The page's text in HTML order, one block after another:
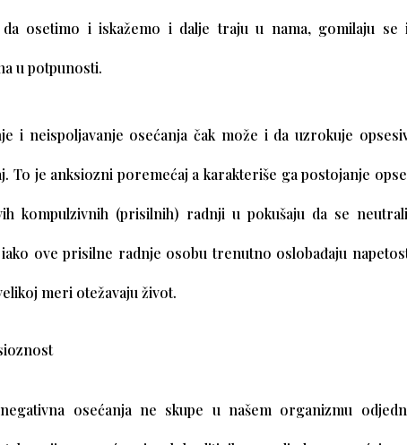
da osetimo i iskažemo i dalje traju u nama, gomilaju se
u potpunosti.
i neispoljavanje osećanja čak može i da uzrokuje
To je anksiozni poremećaj a karakteriše ga postojanje
kompulzivnih (prisilnih) radnji u pokušaju da se
ove prisilne radnje osobu trenutno oslobađaju
meri otežavaju život.
osećanja ne skupe u našem organizmu